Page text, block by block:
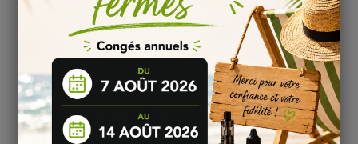
recommandé d'ajouter entre 2 et 5 gouttes d'additif Methyl
Dosage en fonction de la base : Si vous utilisez une base
avec un ratio PG/VG différent de 50/50, vous devrez peut-
être ajuster le dosage en conséquence. Consultez les
recommandations du fabricant pour connaître le dosage
précis en fonction de votre base.